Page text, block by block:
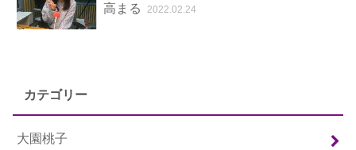
高まる
2022.02.24
カテゴリー
大園桃子